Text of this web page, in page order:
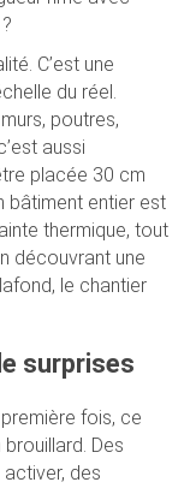
C’est une
du réel.
poutres,
aussi
placée 30 cm
bâtiment entier est
thermique, tout
découvrant une
le chantier
surprises
fois, ce
Des
des